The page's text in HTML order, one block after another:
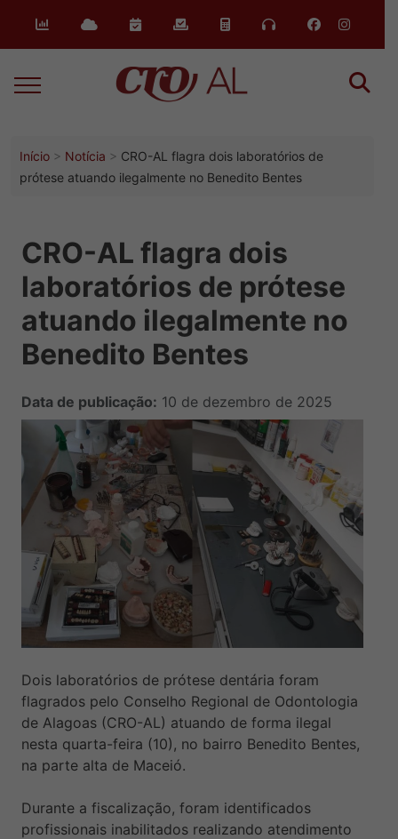
Início Notícia
CRO-AL flagra dois laboratórios de
prótese atuando ilegalmente no Benedito Bentes
CRO-AL flagra dois
laboratórios de prótese
atuando ilegalmente no
Benedito Bentes
Data de publicação: 10 de dezembro de 2025
Dois laboratórios de prótese dentária foram
flagrados pelo Conselho Regional de Odontologia
de Alagoas (CRO-AL) atuando de forma ilegal
nesta quarta-feira (10), no bairro Benedito Bentes,
na parte alta de Maceió.
Durante a fiscalização, foram identificados
profissionais inabilitados realizando atendimento